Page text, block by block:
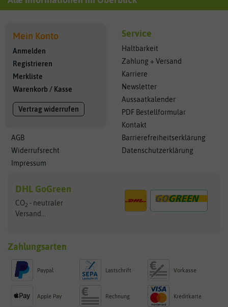
Mein Konto
Anmelden
Registrieren
Merkliste
Warenkorb / Kasse
Vertrag widerrufen
AGB
Widerrufsrecht
Impressum
Service
Haltbarkeit
Zahlung + Versand
Karriere
Newsletter
Aussaatkalender
PDF Bestellformular
Kontakt
Barrierefreiheitserklärung
Datenschutzerklärung
DHL GoGreen
CO2 - neutraler
Versand...
Zahlungsarten
Paypal Lastschrift Vorkasse
Apple Pay Rechnung Kreditkarte